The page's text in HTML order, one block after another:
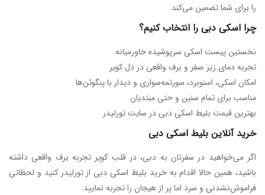
را برای شما تضمین می‌کند.
چرا اسکی دبی را انتخاب کنیم؟
نخستین پیست اسکی سرپوشیده خاورمیانه
تجربه دمای زیر صفر و برف واقعی در دل کویر
امکان اسکی، اسنوبرد، سورتمه‌سواری و دیدار با پنگوئن‌ها
مناسب برای تمام سنین و حتی مبتدیان
بهترین قیمت بلیط اسکی دبی در سایت تورلیدر
خرید آنلاین بلیط اسکی دبی
اگر می‌خواهید در سفرتان به دبی، در قلب کویر تجربه برف واقعی داشته
باشید، همین حالا اقدام به خرید بلیط اسکی دبی از تورلیدر کنید و لحظاتی
فراموش‌نشدنی و سرد اما پر از هیجان را تجربه نمایید.